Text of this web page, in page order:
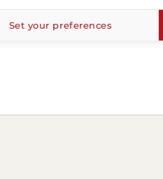
Set your preferences